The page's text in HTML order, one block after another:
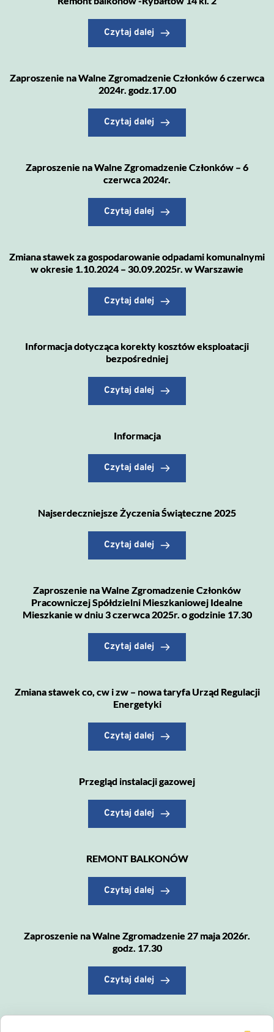
Czytaj dalej
Zaproszenie na Walne Zgromadzenie Członków 6 czerwca
2024r. godz.17.00
Czytaj dalej
Zaproszenie na Walne Zgromadzenie Członków – 6
czerwca 2024r.
Czytaj dalej
Zmiana stawek za gospodarowanie odpadami komunalnymi
w okresie 1.10.2024 – 30.09.2025r. w Warszawie
Czytaj dalej
Informacja dotycząca korekty kosztów eksploatacji
bezpośredniej
Czytaj dalej
Informacja
Czytaj dalej
Najserdeczniejsze Życzenia Świąteczne 2025
Czytaj dalej
Zaproszenie na Walne Zgromadzenie Członków
Pracowniczej Spółdzielni Mieszkaniowej Idealne
Mieszkanie w dniu 3 czerwca 2025r. o godzinie 17.30
Czytaj dalej
Zmiana stawek co, cw i zw – nowa taryfa Urząd Regulacji
Energetyki
Czytaj dalej
Przegląd instalacji gazowej
Czytaj dalej
REMONT BALKONÓW
Czytaj dalej
Zaproszenie na Walne Zgromadzenie 27 maja 2026r.
godz. 17.30
Czytaj dalej